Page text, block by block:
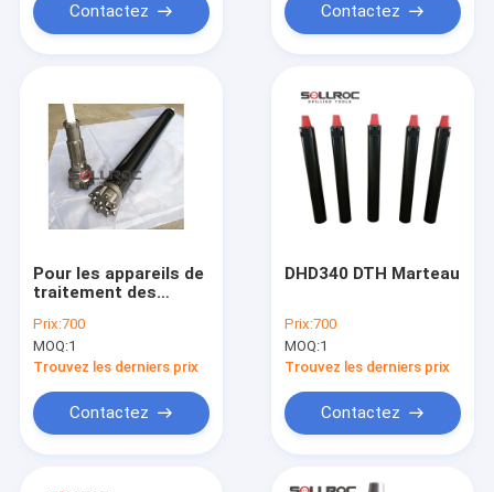
Contactez Contactez
Pour les appareils de
traitement des
doit être soumis à un
contrôle technique.
Prix:700
MOQ:1
Trouvez les derniers prix
Contactez
DHD340 DTH Marteau
Prix:700
MOQ:1
Trouvez les derniers prix
Contactez